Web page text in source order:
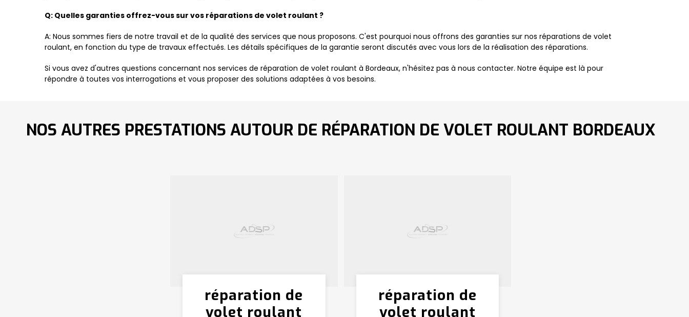
Q: Quelles garanties offrez-vous sur vos réparations de volet roulant ?
A: Nous sommes fiers de notre travail et de la qualité des services que nous proposons. C'est pourquoi nous offrons des garanties sur nos réparations de volet
roulant, en fonction du type de travaux effectués. Les détails spécifiques de la garantie seront discutés avec vous lors de la réalisation des réparations.
Si vous avez d'autres questions concernant nos services de réparation de volet roulant à Bordeaux, n'hésitez pas à nous contacter. Notre équipe est là pour
répondre à toutes vos interrogations et vous proposer des solutions adaptées à vos besoins.
NOS AUTRES PRESTATIONS AUTOUR DE RÉPARATION DE VOLET ROULANT BORDEAUX
réparation de
volet roulant
réparation de
volet roulant